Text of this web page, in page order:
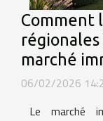
Comment
marché
06/02/2026
Le marché